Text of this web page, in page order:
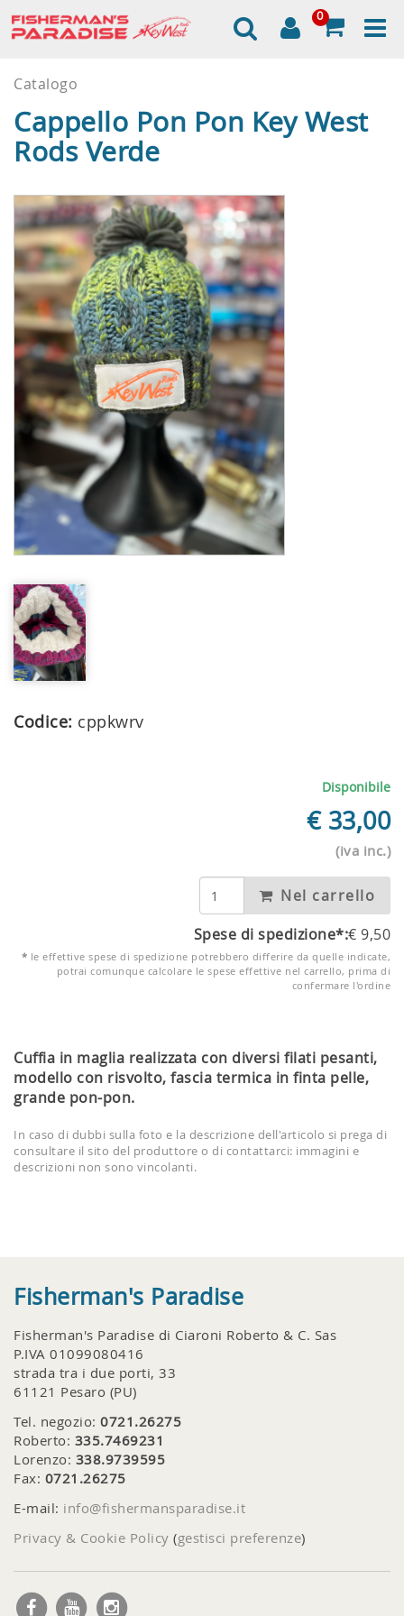
0
Catalogo
Cappello Pon Pon Key West
Rods Verde
Codice: cppkwrv
Disponibile
€ 33,00
(iva inc.)
Nel carrello
Spese di spedizione*:€ 9,50
* le effettive spese di spedizione potrebbero differire da quelle indicate,
potrai comunque calcolare le spese effettive nel carrello, prima di
confermare l'ordine
Cuffia in maglia realizzata con diversi filati pesanti,
modello con risvolto, fascia termica in finta pelle,
grande pon-pon.
In caso di dubbi sulla foto e la descrizione dell'articolo si prega di
consultare il sito del produttore o di contattarci: immagini e
descrizioni non sono vincolanti.
Fisherman's Paradise
Fisherman's Paradise di Ciaroni Roberto & C. Sas
P.IVA 01099080416
strada tra i due porti, 33
61121 Pesaro (PU)
Tel. negozio: 0721.26275
Roberto: 335.7469231
Lorenzo: 338.9739595
Fax: 0721.26275
E-mail: info@fishermansparadise.it
Privacy & Cookie Policy (gestisci preferenze)